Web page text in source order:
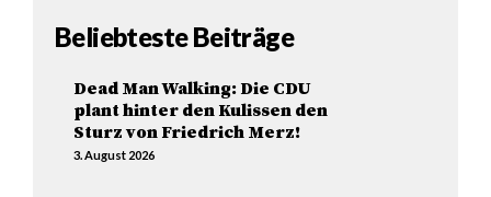
Beliebteste Beiträge
Dead Man Walking: Die CDU
plant hinter den Kulissen den
Sturz von Friedrich Merz!
3. August 2026